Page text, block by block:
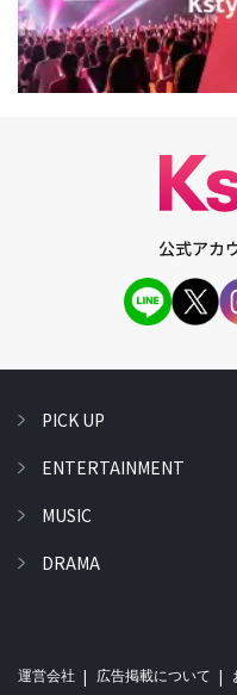
公式アカ
PICK UP
ENTERTAINMENT
MUSIC
DRAMA
運営会社 広告掲載について